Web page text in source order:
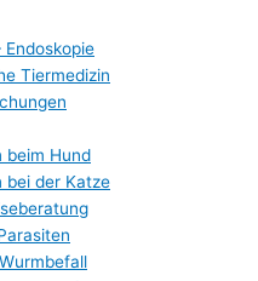
Endoskopie
Tiermedizin
beim Hund
bei der Katze